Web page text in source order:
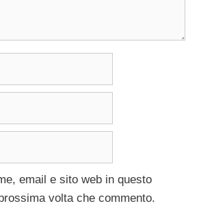
email e sito web in questo
volta che commento.